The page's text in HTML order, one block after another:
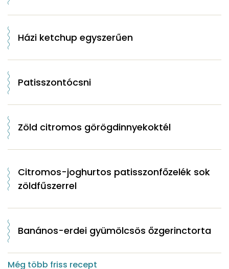
Házi ketchup egyszerűen
Patisszontócsni
Zöld citromos görögdinnyekoktél
Citromos-joghurtos patisszonfőzelék sok
zöldfűszerrel
Banános-erdei gyümölcsös őzgerinctorta
Még több friss recept